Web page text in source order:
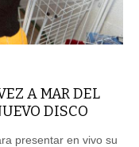
A MAR DEL
DISCO
presentar en vivo su